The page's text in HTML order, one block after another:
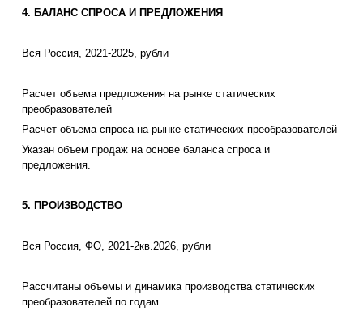
4. БАЛАНС СПРОСА И ПРЕДЛОЖЕНИЯ
Вся Россия, 2021-2025, рубли
Расчет объема предложения на рынке статических
преобразователей
Расчет объема спроса на рынке статических преобразователей
Указан объем продаж на основе баланса спроса и
предложения.
5. ПРОИЗВОДСТВО
Вся Россия, ФО, 2021-2кв.2026, рубли
Рассчитаны объемы и динамика производства статических
преобразователей по годам.